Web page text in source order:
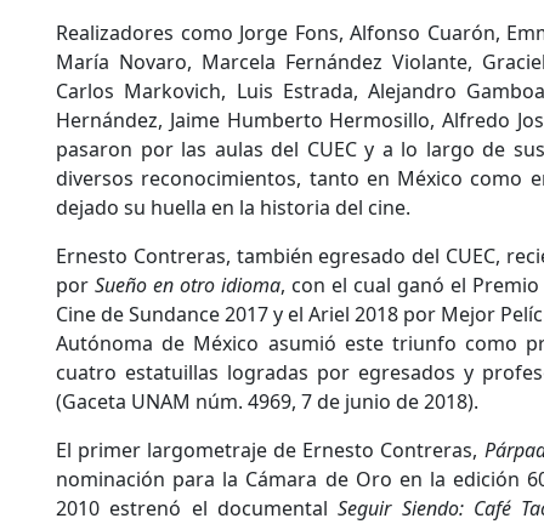
Realizadores como Jorge Fons, Alfonso Cuarón,
María Novaro, Marcela Fernández Violante,
Carlos Markovich, Luis Estrada, Alejandro
Hernández, Jaime Humberto Hermosillo, Alfredo
pasaron por las aulas del CUEC y a lo largo de
diversos reconocimientos, tanto en México como
dejado su huella en la historia del cine.
Ernesto Contreras, también egresado del CUEC,
porSueño en otro idioma, con el cual ganó el
Cine de Sundance 2017 y el Ariel 2018 por Mejor
Autónoma de México asumió este triunfo como
cuatro estatuillas logradas por egresados y
(Gaceta UNAM núm. 4969, 7 de junio de 2018).
El primer largometraje de Ernesto Contreras,
nominación para la Cámara de Oro en la edición
2010 estrenó el documentalSeguir Siendo: Café